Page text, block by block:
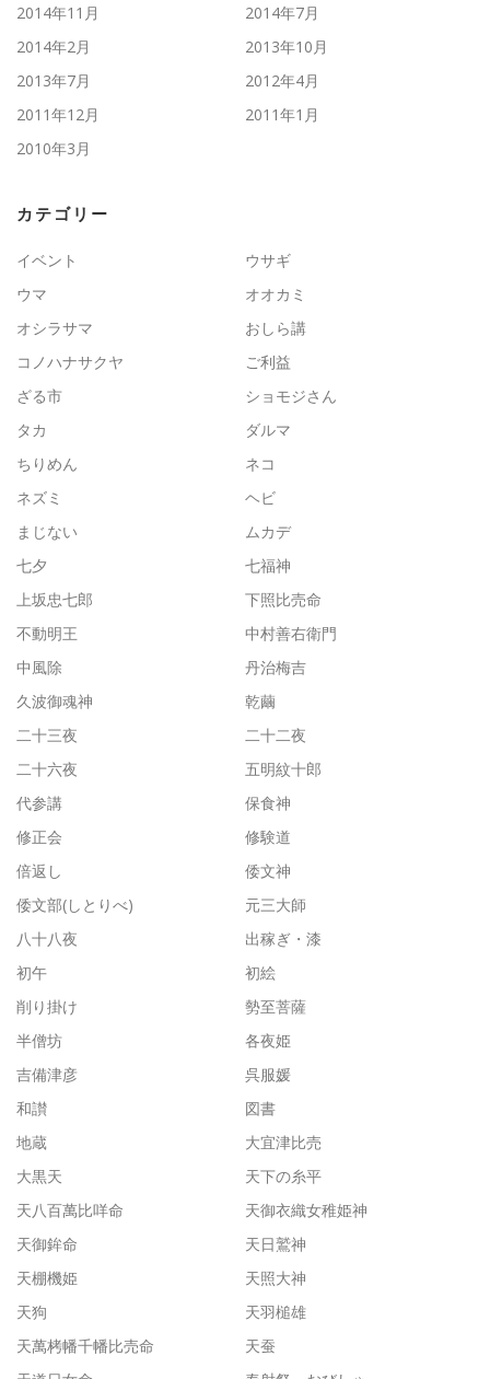
2014年11月
2014年7月
2014年2月
2013年10月
2013年7月
2012年4月
2011年12月
2011年1月
2010年3月
カテゴリー
イベント
ウサギ
ウマ
オオカミ
オシラサマ
おしら講
コノハナサクヤ
ご利益
ざる市
ショモジさん
タカ
ダルマ
ちりめん
ネコ
ネズミ
ヘビ
まじない
ムカデ
七夕
七福神
上坂忠七郎
下照比売命
不動明王
中村善右衛門
中風除
丹治梅吉
久波御魂神
乾繭
二十三夜
二十二夜
二十六夜
五明紋十郎
代参講
保食神
修正会
修験道
倍返し
倭文神
倭文部(しとりべ)
元三大師
八十八夜
出稼ぎ・漆
初午
初絵
削り掛け
勢至菩薩
半僧坊
各夜姫
吉備津彦
呉服媛
和讃
図書
地蔵
大宜津比売
大黒天
天下の糸平
天八百萬比咩命
天御衣織女稚姫神
天御鉾命
天日鷲神
天棚機姫
天照大神
天狗
天羽槌雄
天萬栲幡千幡比売命
天蚕